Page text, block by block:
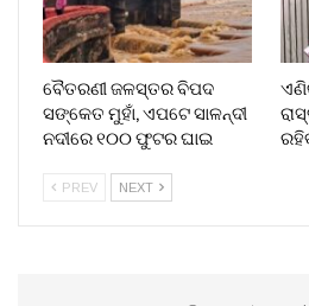
ବୈତରଣୀ ଜଳସ୍ତର ବିପଦ
ସଙ୍କେତ ମୁହାଁ, ଏପଟେ ସାଳନ୍ଦୀ
ନଦୀରେ ୧୦୦ ଫୁଟର ଘାଇ
PREV NEXT